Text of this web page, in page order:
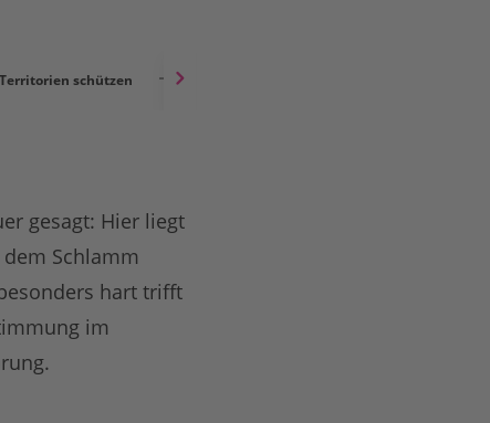
schützen
gesagt: Hier liegt
Schlamm
hart trifft
im